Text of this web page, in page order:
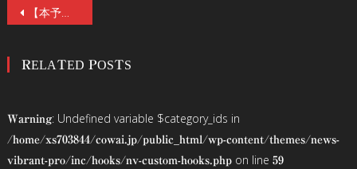
投
ナ
ゲ
【本予告】呼吸、凍結。侵蝕ホラー『氷血』7／3(金)公開！『ミスミソウ』『ヒグマ!!』内藤瑛亮監督×北山宏光＆加藤千尋“怪演”！
RELATED POSTS
Warning: Undefined variable $category_ids in
/home/xs703844/cowai.jp/public_html/wp-content/themes/news-
vibrant-pro/inc/hooks/nv-custom-hooks.phpon line 59